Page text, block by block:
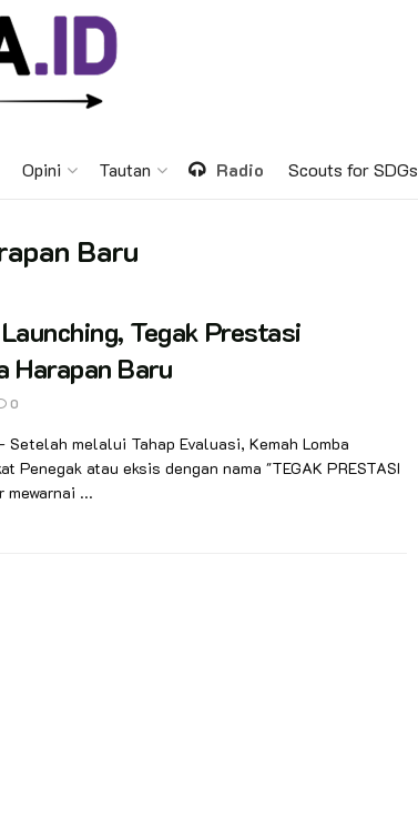
Opini Tautan Radio Scouts for SDGs
Baru
Tegak Prestasi
Harapan Baru
0
Setelah melalui Tahap Evaluasi, Kemah Lomba
Penegak atau eksis dengan nama "TEGAK PRESTASI
mewarnai ...